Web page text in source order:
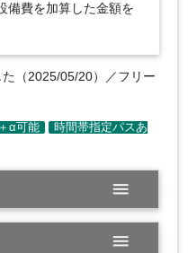
備費を加算した金額を
（2025/05/20）／フリー
menu
menu